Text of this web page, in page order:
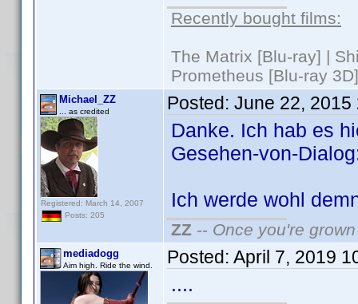
Recently bought films:
The Matrix [Blu-ray] |
Prometheus [Blu-ray
Michael_ZZ
... as credited
Registered: March 14, 2007
Posts: 205
Posted: June 22, 2015
Danke. Ich hab es
Gesehen-von-
Ich werde wohl
ZZ -- Once you're
mediadogg
Aim high. Ride the wind. Posted: April 7, 2019
....